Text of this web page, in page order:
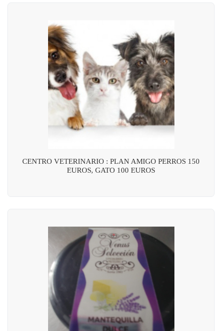
CENTRO VETERINARIO : PLAN AMIGO PERROS 150
EUROS, GATO 100 EUROS